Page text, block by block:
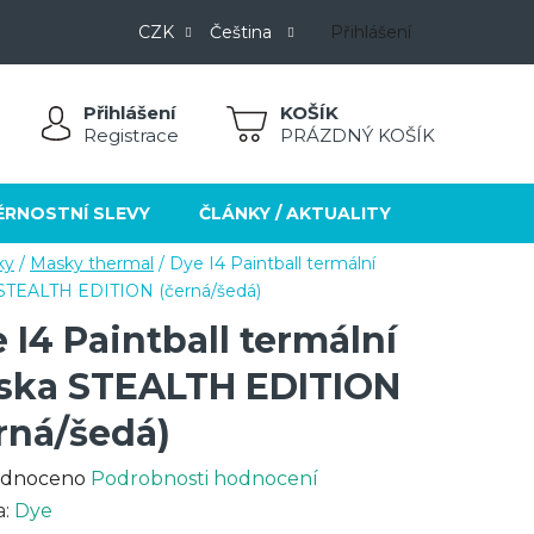
CZK Čeština Přihlášení
Přihlášení
Registrace
NÁKUPNÍPRÁZDNÝ KOŠÍK
SLEVY ČLÁNKY / AKTUALITY
/ Masky thermal / Dye I4 Paintball termální
EDITION (černá/šedá)
I4 Paintball termální
STEALTH EDITION
šedá)
Podrobnosti hodnocení
Dye